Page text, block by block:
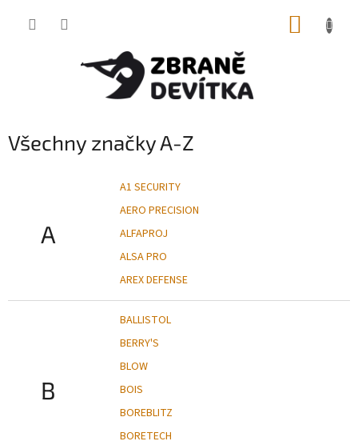
Všechny značky A-Z
A
A1 SECURITY
AERO PRECISION
ALFAPROJ
ALSA PRO
AREX DEFENSE
B
BALLISTOL
BERRY'S
BLOW
BOIS
BOREBLITZ
BORETECH